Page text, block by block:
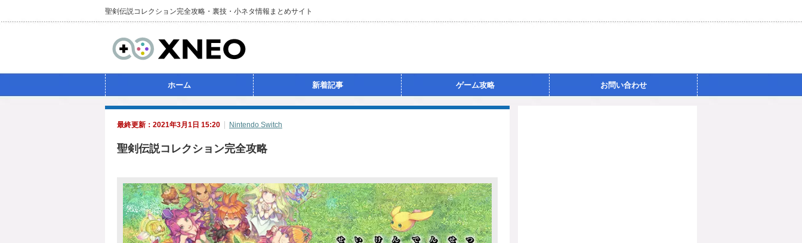
聖剣伝説コレクション完全攻略・裏技・小ネタ情報まとめサイト
ホーム 新着記事 ゲーム攻略 お問い合わせ
最終更新：2021年3月1日 15:20 Nintendo Switch
聖剣伝説コレクション完全攻略